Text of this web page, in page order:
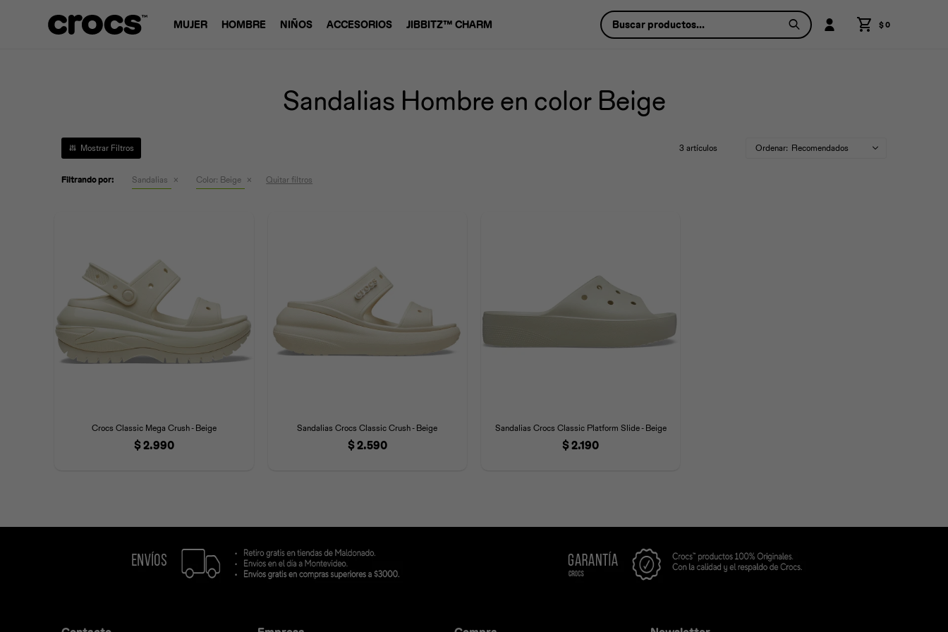
MUJER HOMBRE NIÑOS ACCESORIOS JIBBITZ™ CHARM $0
Sandalias Hombre en color Beige
3 artículos Recomendados
Filtrando por: Sandalias Color: Beige Quitar filtros
Crocs Classic Mega Crush - Beige
$2.990
Sandalias Crocs Classic Crush - Beige
$2.590
Sandalias Crocs Classic Platform Slide - Beige
$2.190